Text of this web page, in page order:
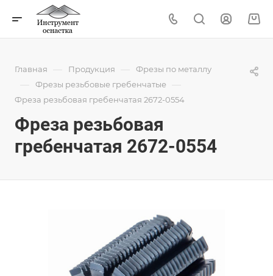
Главная — Продукция — Фрезы по металлу
— Фрезы резьбовые гребенчатые —
Фреза резьбовая гребенчатая 2672-0554
Фреза резьбовая
гребенчатая 2672-0554